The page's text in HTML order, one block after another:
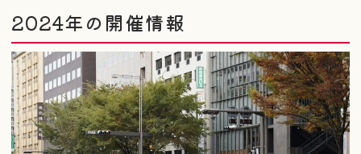
2024年の開催情報